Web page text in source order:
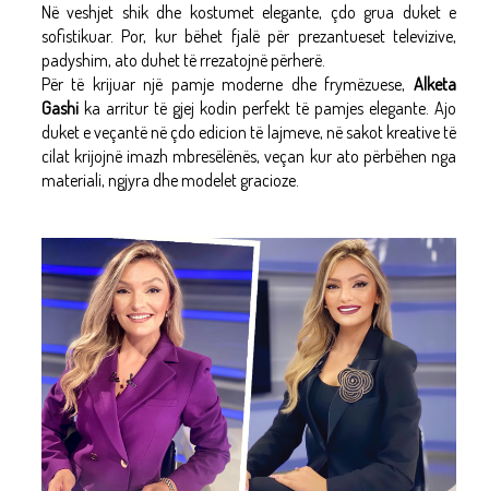
Në veshjet shik dhe kostumet elegante, çdo grua duket e
sofistikuar. Por, kur bëhet fjalë për prezantueset televizive,
padyshim, ato duhet të rrezatojnë përherë.
Për të krijuar një pamje moderne dhe frymëzuese, Alketa
Gashi ka arritur të gjej kodin perfekt të pamjes elegante. Ajo
duket e veçantë në çdo edicion të lajmeve, në sakot kreative të
cilat krijojnë imazh mbresëlënës, veçan kur ato përbëhen nga
materiali, ngjyra dhe modelet gracioze.